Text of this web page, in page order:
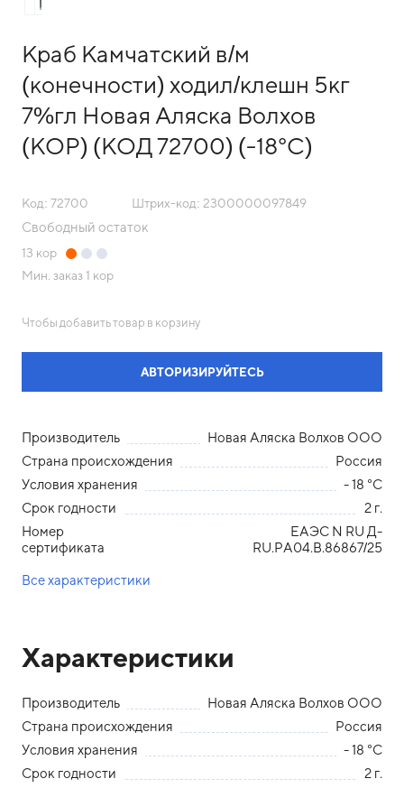
Краб Камчатский в/м
(конечности) ходил/клешн 5кг
7%гл Новая Аляска Волхов
(КОР) (КОД 72700) (-18°С)
Код: 72700 Штрих-код: 2300000097849
Свободный остаток
13 кор
Мин. заказ 1 кор
Чтобы добавить товар в корзину
АВТОРИЗИРУЙТЕСЬ
Производитель
Новая Аляска Волхов ООО
Страна происхождения
Россия
Условия хранения
- 18 °С
Срок годности
2 г.
Номер
сертификата
ЕАЭС N RU Д-
RU.РА04.В.86867/25
Все характеристики
Характеристики
Производитель
Новая Аляска Волхов ООО
Страна происхождения
Россия
Условия хранения
- 18 °С
Срок годности
2 г.